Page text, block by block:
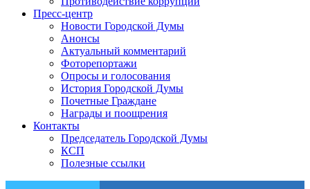
Пресс-центр
Новости Городской Думы
Анонсы
Актуальный комментарий
Фоторепортажи
Опросы и голосования
История Городской Думы
Почетные Граждане
Награды и поощрения
Контакты
Председатель Городской Думы
КСП
Полезные ссылки